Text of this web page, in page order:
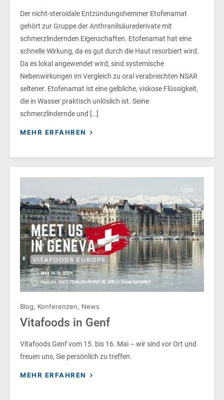
Der nicht-steroidale Entzündungshemmer Etofenamat
gehört zur Gruppe der Anthranilsäurederivate mit
schmerzlindernden Eigenschaften. Etofenamat hat eine
schnelle Wirkung, da es gut durch die Haut resorbiert wird.
Da es lokal angewendet wird, sind systemische
Nebenwirkungen im Vergleich zu oral verabreichten NSAR
seltener. Etofenamat ist eine gelbliche, viskose Flüssigkeit,
die in Wasser praktisch unlöslich ist. Seine
schmerzlindernde und […]
MEHR ERFAHREN
Blog, Konferenzen, News
Vitafoods in Genf
Vitafoods Genf vom 15. bis 16. Mai – wir sind vor Ort und
freuen uns, Sie persönlich zu treffen.
MEHR ERFAHREN